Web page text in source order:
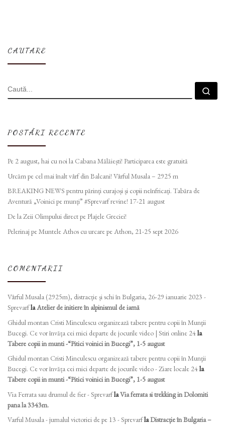
CAUTARE
CĂUTARE
POSTĂRI RECENTE
Pe 2 august, hai cu noi la Cabana Mălăiești! Participarea este gratuită
Urcăm pe cel mai înalt vârf din Balcani! Vârful Musala – 2925 m
BREAKING NEWS pentru părinți curajoși și copii neînfricați. Tabăra de
Aventură „Voinici pe munți” #Sprevarf revine! 17-21 august
De la Zeii Olimpului direct pe Plajele Greciei!
Pelerinaj pe Muntele Athos cu urcare pe Athon, 21-25 sept 2026
COMENTARII
Vârful Musala (2925m), distracție și schi în Bulgaria, 26-29 ianuarie 2023 -
SprevarflaAtelier de initiere în alpinismul de iarnă
Ghidul montan Cristi Minculescu organizează tabere pentru copii în Munţii
Bucegi. Ce vor învăța cei mici departe de jocurile video | Stiri online 24la
Tabere copii in munti -“Pitici voinici in Bucegi”, 1-5 august
Ghidul montan Cristi Minculescu organizează tabere pentru copii în Munţii
Bucegi. Ce vor învăța cei mici departe de jocurile video - Ziare locale 24la
Tabere copii in munti -“Pitici voinici in Bucegi”, 1-5 august
Via Ferrata sau drumul de fier - SprevarflaVia ferrata si trekking in Dolomiti
pana la 3343m.
Varful Musala - jurnalul victoriei de pe 13 - SprevarflaDistracție în Bulgaria –